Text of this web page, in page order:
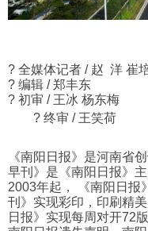
? 全媒体记者 / 赵 洋 崔
? 编辑 / 郑丰东
?︎ 初审 / 王冰 杨东梅
? 终审 / 王笑荷
《南阳日报》是河南省
早刊》是《南阳日报》主
2003年起， 《南阳日报
刊》实现彩印，印刷精
日报》实现每周对开72